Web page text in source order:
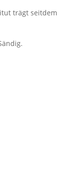
trägt seitdem